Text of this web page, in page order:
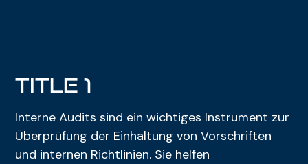
title 1
Interne Audits sind ein wichtiges Instrument zur
Überprüfung der Einhaltung von Vorschriften
und internen Richtlinien. Sie helfen